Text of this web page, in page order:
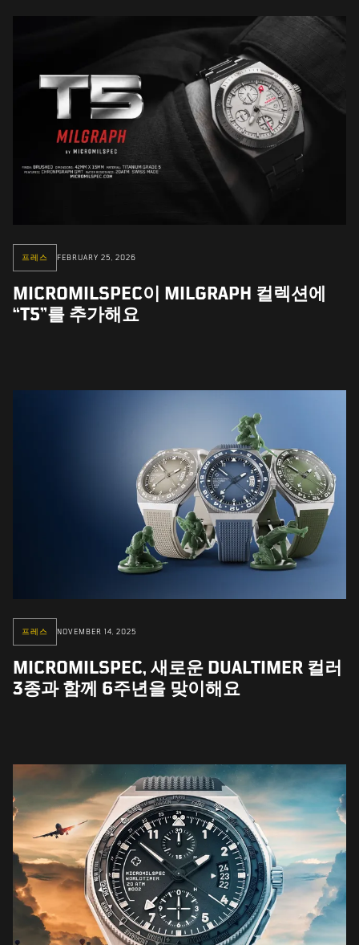
프레스 FEBRUARY 25, 2026
MICROMILSPEC이 MILGRAPH 컬렉션에
“T5”를 추가해요
프레스 NOVEMBER 14, 2025
MICROMILSPEC, 새로운 DUALTIMER 컬러
3종과 함께 6주년을 맞이해요